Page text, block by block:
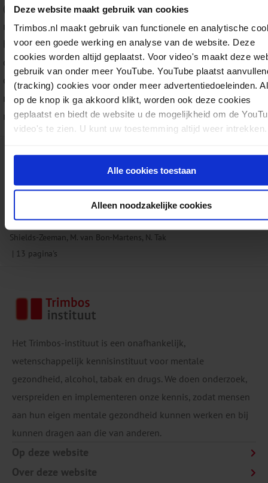
Deze website maakt gebruik van cookies
Trimbos.nl maakt gebruik van functionele en analytische
voor een goede werking en analyse van de website. Deze
cookies worden altijd geplaatst. Voor video's maakt deze
gebruik van onder meer YouTube. YouTube plaatst
(tracking) cookies voor onder meer advertentiedoeleinden.
op de knop ik ga akkoord klikt, worden ook deze cookies
geplaatst en biedt de website u de mogelijkheid om de
video's te zien. U kunt uw toestemming altijd weer intrekken.
Alle cookies toestaan
Alleen noodzakelijke cookies
(ontwikkelingen in de) mentale gezondheid van de
nodig voor een planmatige en op kennis gebaseerde
beleidscyclus waarin wordt gewerkt met heldere doelen
duidelijke strategie. Deze vierde en laatste factsheet
overzicht van bestaande mogelijkheden voor het
mentale gezondheid ten behoeve van een landelijke
mentale gezondheid en eventuele lokale aanpakken.
Download: Monitoren mentale gezondheid
Mentale gezondheid & Preventie, Zorg & Participatie 06-10-2025
A. Verweij, C. Luijten, C. van den Brink, I. Storm, K. Monshouwer, L.
Shields-Zeeman, M. van Bon-Martens, N. Tak
13 pagina's
Het Trimbos-instituut is een onafhankelijk,
wetenschappelijk kennisinstituut voor mentale
gezondheid, alcohol, tabak en drugs. We doen onderzoek,
verspreiden en implementeren onze kennis, zodat mensen
aan hun eigen mentale gezondheid kunnen werken en bij
kunnen dragen aan die van anderen.
Op deze website
Over deze website